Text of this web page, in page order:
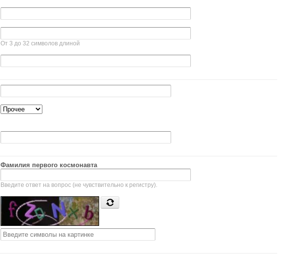
От 3 до 32 символов длиной
Фамилия первого космонавта
Введите ответ на вопрос (не чувствительно к регистру).